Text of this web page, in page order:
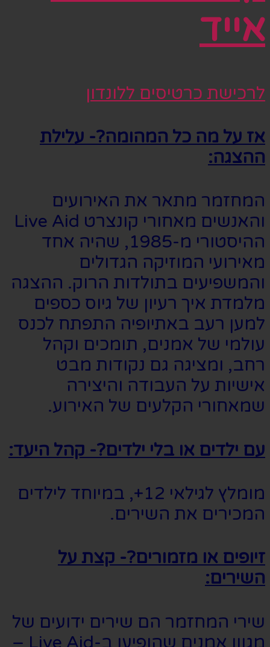
אייד
לרכישת כרטיסים ללונדון
אז על מה כל המהומה?- עלילת
ההצגה:
המחזמר מתאר את האירועים
והאנשים מאחורי קונצרט Live Aid
ההיסטורי מ-1985, שהיה אחד
מאירועי המוזיקה הגדולים
והמשפיעים בתולדות הרוק. ההצגה
מלמדת איך רעיון של גיוס כספים
למען רעב באתיופיה התפתח לכנס
עולמי של אמנים, תומכים וקהל
רחב, ומציגה גם נקודות מבט
אישיות על העבודה והיצירה
שמאחורי הקלעים של האירוע.
עם ילדים או בלי ילדים?- קהל היעד:
מומלץ לגילאי 12+, במיוחד לילדים
המכירים את השירים.
זיופים או מזמורים?- קצת על
השירים:
שירי המחזמר הם שירים ידועים של
מגוון אמנים שהופיעו ב-Live Aid –